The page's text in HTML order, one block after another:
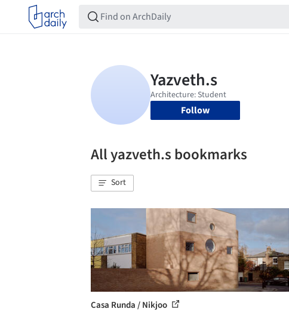
Follow
All yazveth.s bookmarks
Sort
Casa Runda / Nikjoo